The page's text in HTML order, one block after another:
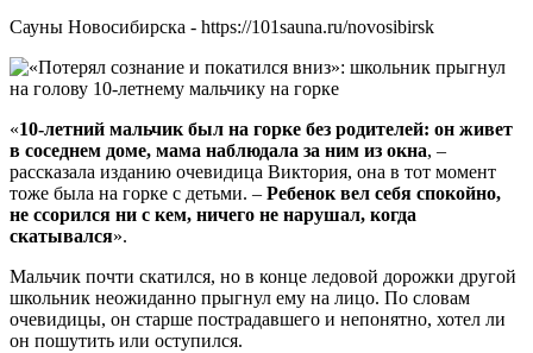
Сауны Новосибирска - https://101sauna.ru/novosibirsk
«10-летний мальчик был на горке без родителей: он живет
в соседнем доме, мама наблюдала за ним из окна, –
рассказала изданию очевидица Виктория, она в тот момент
тоже была на горке с детьми. – Ребенок вел себя спокойно,
не ссорился ни с кем, ничего не нарушал, когда
скатывался».
Мальчик почти скатился, но в конце ледовой дорожки другой
школьник неожиданно прыгнул ему на лицо. По словам
очевидицы, он старше пострадавшего и непонятно, хотел ли
он пошутить или оступился.